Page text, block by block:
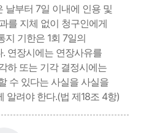
날부터 7일 이내에 인용 및
를 지체 없이 청구인에게
지 기한은 1회 7일의
연장시에는 연장사유를
하 또는 기각 결정시에는
수 있다는 사실을 사실을
알려야 한다.(법 제18조 4항)